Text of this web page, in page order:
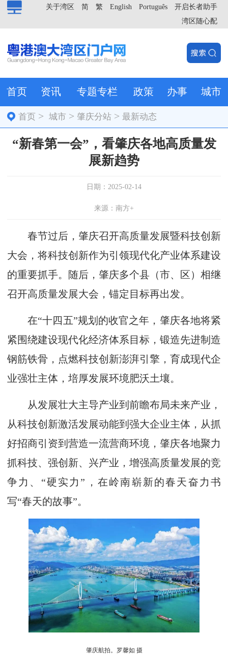
开启长者助手
Português
English
繁
简
关于湾区
湾区随心配
首页 资讯 专题专栏 政策 办事 城市
首页 >城市 > 肇庆分站 >最新动态
“新春第一会”，看肇庆各地高质量发
展新趋势
日期：2025-02-14
来源：南方+
春节过后，肇庆召开高质量发展暨科技创新
大会，将科技创新作为引领现代化产业体系建设
的重要抓手。随后，肇庆多个县（市、区）相继
召开高质量发展大会，锚定目标再出发。
在“十四五”规划的收官之年，肇庆各地将紧
紧围绕建设现代化经济体系目标，锻造先进制造
钢筋铁骨，点燃科技创新澎湃引擎，育成现代企
业强壮主体，培厚发展环境肥沃土壤。
从发展壮大主导产业到前瞻布局未来产业，
从科技创新激活发展动能到强大企业主体，从抓
好招商引资到营造一流营商环境，肇庆各地聚力
抓科技、强创新、兴产业，增强高质量发展的竞
争力、“硬实力”，在岭南崭新的春天奋力书
写“春天的故事”。
肇庆航拍。罗馨如 摄